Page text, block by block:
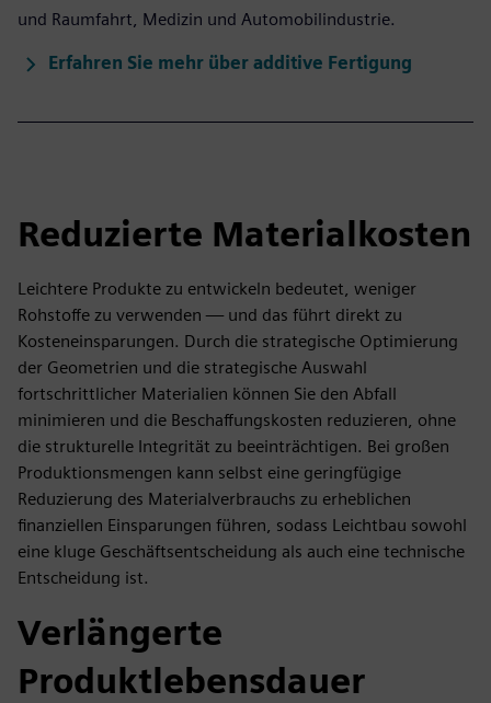
und Raumfahrt, Medizin und Automobilindustrie.
Erfahren Sie mehr über additive Fertigung
Reduzierte Materialkosten
Leichtere Produkte zu entwickeln bedeutet, weniger
Rohstoffe zu verwenden — und das führt direkt zu
Kosteneinsparungen. Durch die strategische Optimierung
der Geometrien und die strategische Auswahl
fortschrittlicher Materialien können Sie den Abfall
minimieren und die Beschaffungskosten reduzieren, ohne
die strukturelle Integrität zu beeinträchtigen. Bei großen
Produktionsmengen kann selbst eine geringfügige
Reduzierung des Materialverbrauchs zu erheblichen
finanziellen Einsparungen führen, sodass Leichtbau sowohl
eine kluge Geschäftsentscheidung als auch eine technische
Entscheidung ist.
Verlängerte
Produktlebensdauer